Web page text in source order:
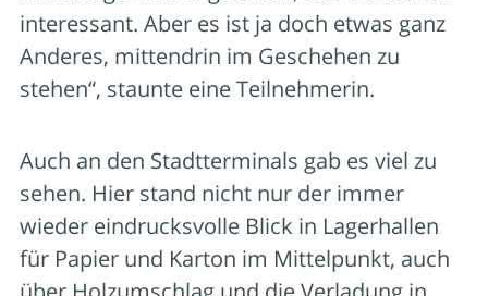
interessant. Aber es ist ja doch etwas ganz
Anderes, mittendrin im Geschehen zu
stehen“, staunte eine Teilnehmerin.
Auch an den Stadtterminals gab es viel zu
sehen. Hier stand nicht nur der immer
wieder eindrucksvolle Blick in Lagerhallen
für Papier und Karton im Mittelpunkt, auch